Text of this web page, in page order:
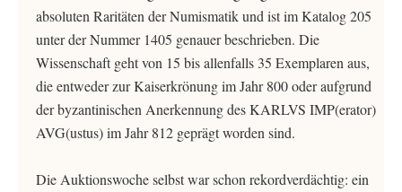
absoluten Raritäten der Numismatik und ist im Katalog 205
unter der Nummer 1405 genauer beschrieben. Die
Wissenschaft geht von 15 bis allenfalls 35 Exemplaren aus,
die entweder zur Kaiserkrönung im Jahr 800 oder aufgrund
der byzantinischen Anerkennung des KARLVS IMP(erator)
AVG(ustus) im Jahr 812 geprägt worden sind.
Die Auktionswoche selbst war schon rekordverdächtig: ein